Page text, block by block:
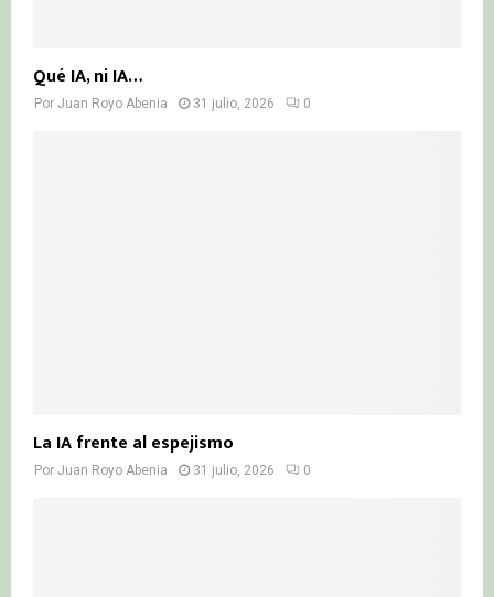
Qué IA, ni IA…
Por Juan Royo Abenia 31 julio, 2026 0
La IA frente al espejismo
Por Juan Royo Abenia 31 julio, 2026 0